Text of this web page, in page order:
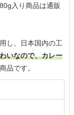
入り商品は通販
し、日本国内の工
いなので、カレー
商品です。